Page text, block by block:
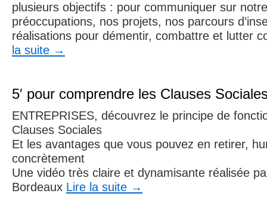
plusieurs objectifs : pour communiquer sur
préoccupations, nos projets, nos parcours
réalisations pour démentir, combattre et lutter
la suite →
5′ pour comprendre les Clauses
ENTREPRISES, découvrez le principe de
Clauses Sociales
Et les avantages que vous pouvez en retirer,
concrètement
Une vidéo très claire et dynamisante réalisée
Bordeaux Lire la suite →